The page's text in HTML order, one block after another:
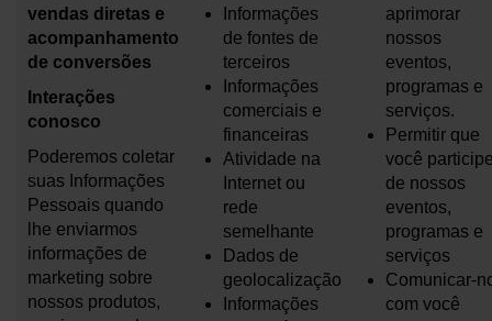
vendas diretas e
acompanhamento
de conversões
Interações
conosco
Poderemos coletar
suas Informações
Pessoais quando
lhe enviarmos
informações de
marketing sobre
nossos produtos,
Informações
de fontes de
terceiros
Informações
comerciais e
financeiras
Atividade na
Internet ou
rede
semelhante
Dados de
geolocalização
Informações
aprimorar
nossos
eventos,
programas e
serviços.
Permitir que
você
de nossos
eventos,
programas e
serviços
Comunicar-
com você